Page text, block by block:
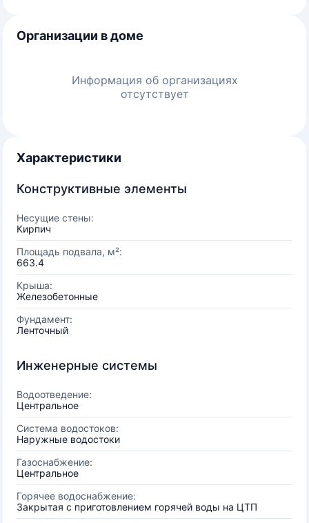
Организации в доме
Информация об организациях
отсутствует
Характеристики
Конструктивные элементы
Несущие стены:
Кирпич
Площадь подвала, м²:
663.4
Крыша:
Железобетонные
Фундамент:
Ленточный
Инженерные системы
Водоотведение:
Центральное
Система водостоков:
Наружные водостоки
Газоснабжение:
Центральное
Горячее водоснабжение:
Закрытая с приготовлением горячей воды на ЦТП